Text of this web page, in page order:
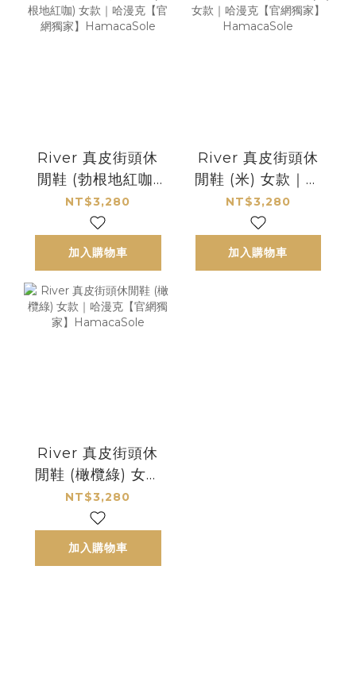
River 真皮街頭休
閒鞋 (勃根地紅咖)
女款｜哈漫克【官
網獨家】
HamacaSole
NT$3,280
加入購物車
River 真皮街頭休
閒鞋 (米) 女款｜哈
漫克【官網獨家】
HamacaSole
NT$3,280
加入購物車
River 真皮街頭休
閒鞋 (橄欖綠) 女款
｜哈漫克【官網獨
家】HamacaSole
NT$3,280
加入購物車